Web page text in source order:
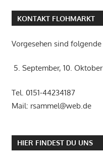
KONTAKT FLOHMARKT
Vorgesehen sind folgende
5. September, 10. Oktober
Tel. 0151-44234187
Mail: rsammel@web.de
HIER FINDEST DU UNS